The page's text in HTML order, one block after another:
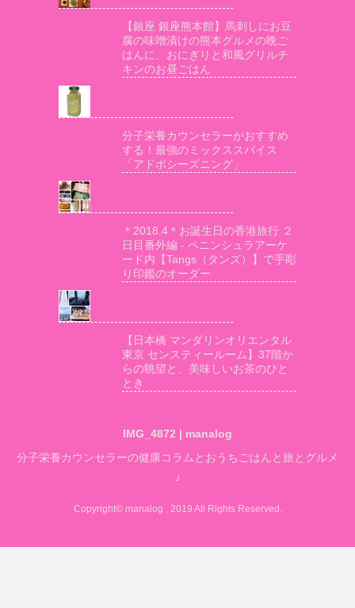
【銀座 銀座熊本館】馬刺しにお豆
腐の味噌漬けの熊本グルメの晩ご
はんに、おにぎりと和風グリルチ
キンのお昼ごはん
分子栄養カウンセラーがおすすめ
する！最強のミックススパイス
「アドボシーズニング」
＊2018.4＊お誕生日の香港旅行 ２
日目番外編 - ペニンシュラアーケ
ード内【Tangs（タンズ）】で手彫
り印鑑のオーダー
【日本橋 マンダリンオリエンタル
東京 センスティールーム】37階か
らの眺望と、美味しいお茶のひと
とき
IMG_4872 | manalog
分子栄養カウンセラーの健康コラムとおうちごはんと旅とグルメ
♪
Copyright© manalog , 2019 All Rights Reserved.